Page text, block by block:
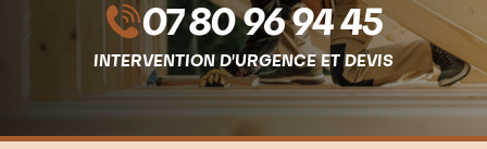
07 80 96 94 45
INTERVENTION D'URGENCE ET DEVIS